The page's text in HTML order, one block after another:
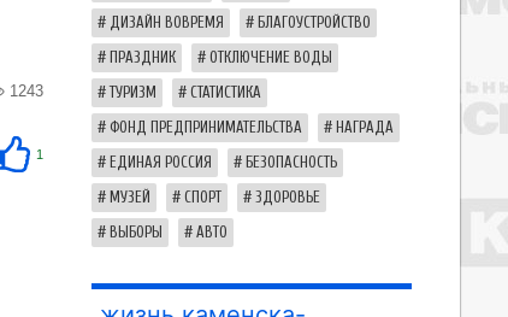
1243
1
ДИЗАЙН ВОВРЕМЯ БЛАГОУСТРОЙСТВО
ПРАЗДНИК ОТКЛЮЧЕНИЕ ВОДЫ
ТУРИЗМ СТАТИСТИКА
ФОНД ПРЕДПРИНИМАТЕЛЬСТВА НАГРАДА
ЕДИНАЯ РОССИЯ БЕЗОПАСНОСТЬ
МУЗЕЙ СПОРТ ЗДОРОВЬЕ
ВЫБОРЫ АВТО